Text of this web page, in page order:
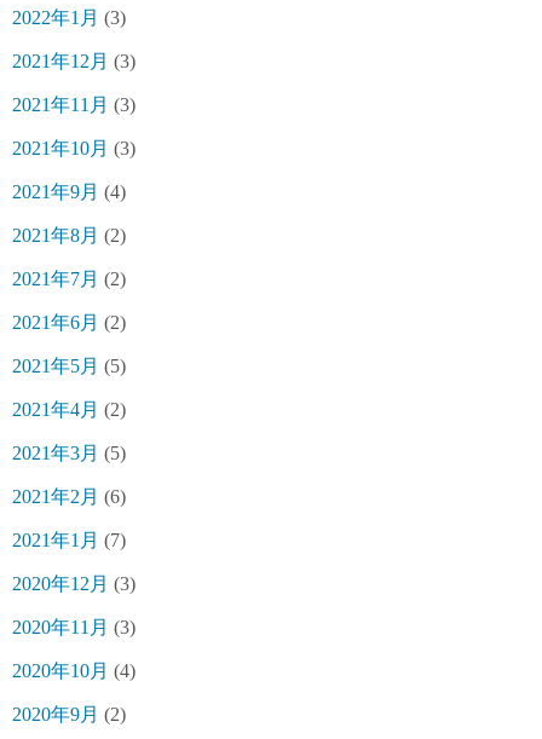
2022年1月 (3)
2021年12月 (3)
2021年11月 (3)
2021年10月 (3)
2021年9月 (4)
2021年8月 (2)
2021年7月 (2)
2021年6月 (2)
2021年5月 (5)
2021年4月 (2)
2021年3月 (5)
2021年2月 (6)
2021年1月 (7)
2020年12月 (3)
2020年11月 (3)
2020年10月 (4)
2020年9月 (2)